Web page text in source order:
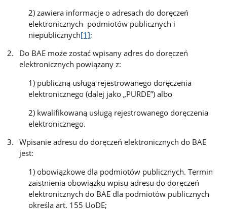
2) zawiera informacje o adresach do doręczeń
elektronicznych podmiotów publicznych i
niepublicznych[1];
Do BAE może zostać wpisany adres do doręczeń
elektronicznych powiązany z:
1) publiczną usługą rejestrowanego doręczenia
elektronicznego (dalej jako „PURDE”) albo
2) kwalifikowaną usługą rejestrowanego doręczenia
elektronicznego.
Wpisanie adresu do doręczeń elektronicznych do BAE
jest:
1) obowiązkowe dla podmiotów publicznych. Termin
zaistnienia obowiązku wpisu adresu do doręczeń
elektronicznych do BAE dla podmiotów publicznych
określa art. 155 UoDE;